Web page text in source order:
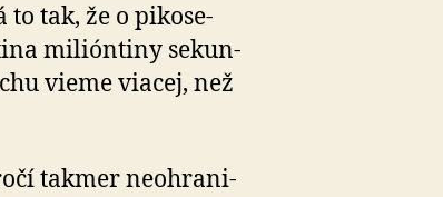
to tak, že o pi­ko­se­
milióntiny se­kun­
vieme viacej, než
takmer ne­oh­ra­ni­